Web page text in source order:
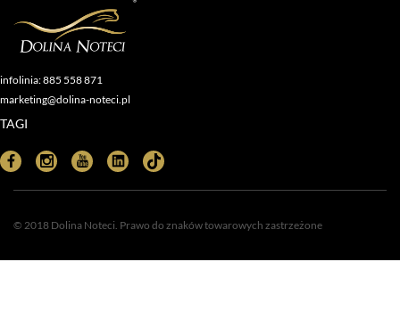
infolinia: 885 558 871
marketing@dolina-noteci.pl
TAGI
© 2018 Dolina Noteci. Prawo do znaków towarowych zastrzeżone